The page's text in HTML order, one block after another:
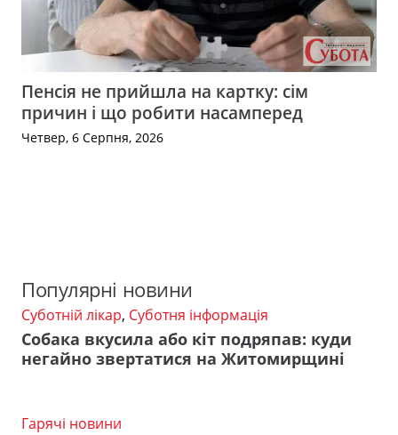
Пенсія не прийшла на картку: сім
причин і що робити насамперед
Четвер, 6 Серпня, 2026
Популярні новини
Суботній лікар, Суботня інформація
Собака вкусила або кіт подряпав: куди
негайно звертатися на Житомирщині
Гарячі новини